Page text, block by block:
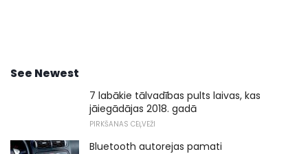
See Newest
7 labākie tālvadības pults laivas, kas
jāiegādājas 2018. gadā
PIRKŠANAS CEĻVEŽI
Bluetooth autorejas pamati